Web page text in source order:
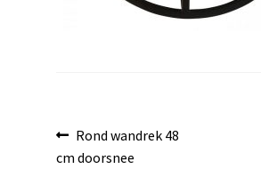
Bericht
navigatie
Vorig
bericht:
Rond wandrek 48
cm doorsnee